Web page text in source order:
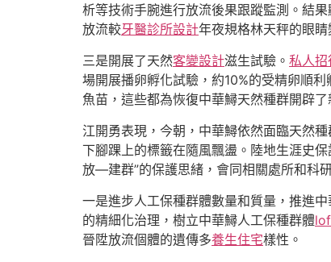
析等技術手腕進行放流後果跟蹤監測。結
放流較牙醫診所設計年夜規格林天秤的眼
三是開展了天然客變設計滋生試驗。 私人
場開展播卵孵化試驗，約10%的受精卵順
魚苗，這些都為恢復中華鱘天然種群開辟了
江開勇表現，今朝，中華鱘依然面臨天然
下腳踝上的標籤在隨風飄盪。陸地生涯史
放—建群”的保護思緒，會同相關處所和科
一是進步人工保種群體數量和質量，推進
的精細化治理，樹立中華鱘人工保種群體
晉陞放流個體的遺傳多養生住宅樣性。